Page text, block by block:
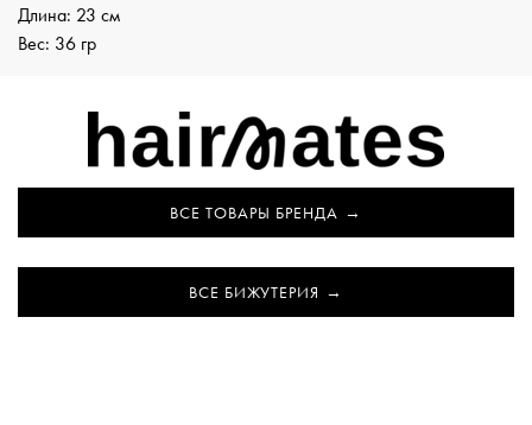
Длина: 23 см
Вес: 36 гр
ВСЕ ТОВАРЫ БРЕНДА
ВСЕ БИЖУТЕРИЯ